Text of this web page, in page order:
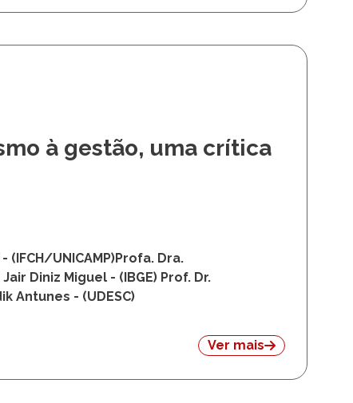
à gestão, uma crítica
(IFCH/UNICAMP)Profa. Dra.
Diniz Miguel - (IBGE) Prof. Dr.
Antunes - (UDESC)
Ver mais